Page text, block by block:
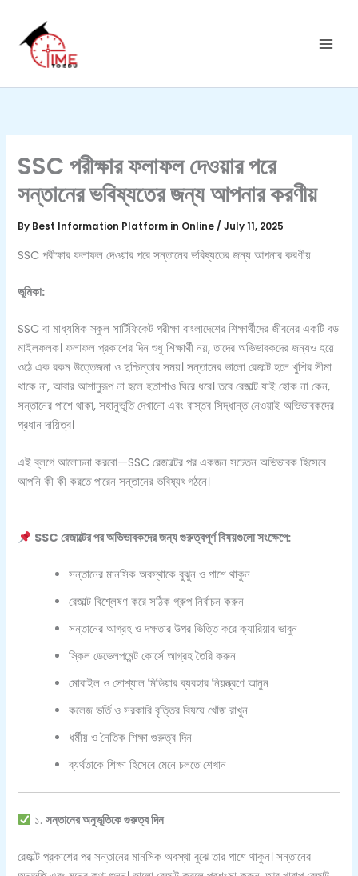
content
SSC পরীক্ষার ফলাফল দেওয়ার পরে
সন্তানের ভবিষ্যতের জন্য আপনার করণীয়
By Best Information Platform in Online/July 11, 2025
SSC পরীক্ষার ফলাফল দেওয়ার পরে সন্তানের ভবিষ্যতের জন্য আপনার করণীয়
ভূমিকা:
SSC বা মাধ্যমিক স্কুল সার্টিফিকেট পরীক্ষা বাংলাদেশের শিক্ষার্থীদের জীবনের একটি বড়
মাইলফলক। ফলাফল প্রকাশের দিন শুধু শিক্ষার্থী নয়, তাদের অভিভাবকদের জন্যও হয়ে
ওঠে এক রকম উত্তেজনা ও দুশ্চিন্তার সময়। সন্তানের ভালো রেজাল্ট হলে খুশির সীমা
থাকে না, আবার আশানুরূপ না হলে হতাশাও ঘিরে ধরে। তবে রেজাল্ট যাই হোক না কেন,
সন্তানের পাশে থাকা, সহানুভূতি দেখানো এবং বাস্তব সিদ্ধান্ত নেওয়াই অভিভাবকদের
প্রধান দায়িত্ব।
এই ব্লগে আলোচনা করবো—SSC রেজাল্টের পর একজন সচেতন অভিভাবক হিসেবে
আপনি কী কী করতে পারেন সন্তানের ভবিষ্যৎ গঠনে।
SSC রেজাল্টের পর অভিভাবকদের জন্য গুরুত্বপূর্ণ বিষয়গুলো সংক্ষেপে:
সন্তানের মানসিক অবস্থাকে বুঝুন ও পাশে থাকুন
রেজাল্ট বিশ্লেষণ করে সঠিক গ্রুপ নির্বাচন করুন
সন্তানের আগ্রহ ও দক্ষতার উপর ভিত্তি করে ক্যারিয়ার ভাবুন
স্কিল ডেভেলপমেন্ট কোর্সে আগ্রহ তৈরি করুন
মোবাইল ও সোশ্যাল মিডিয়ার ব্যবহার নিয়ন্ত্রণে আনুন
কলেজ ভর্তি ও সরকারি বৃত্তির বিষয়ে খোঁজ রাখুন
ধর্মীয় ও নৈতিক শিক্ষা গুরুত্ব দিন
ব্যর্থতাকে শিক্ষা হিসেবে মেনে চলতে শেখান
১.সন্তানের অনুভূতিকে গুরুত্ব দিন
রেজাল্ট প্রকাশের পর সন্তানের মানসিক অবস্থা বুঝে তার পাশে থাকুন। সন্তানের
t
o
e